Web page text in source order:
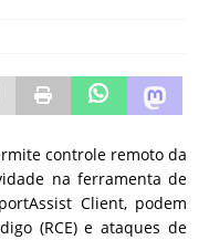
controle remoto da
na ferramenta de
Client, podem
(RCE) e ataques de